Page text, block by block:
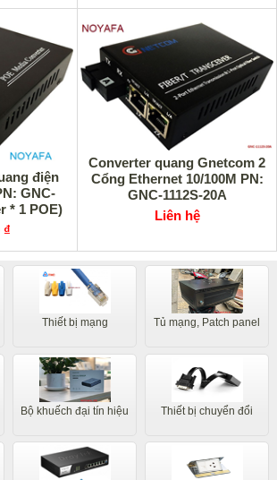
điện
GNC-
* 1 POE)
₫
Converter quang Gnetcom 2
Cổng Ethernet 10/100M PN:
GNC-1112S-20A
Liên hệ
Thiết bị mạng Tủ mạng, Patch panel
Bộ khuếch đại tín hiệu Thiết bị chuyển đổi